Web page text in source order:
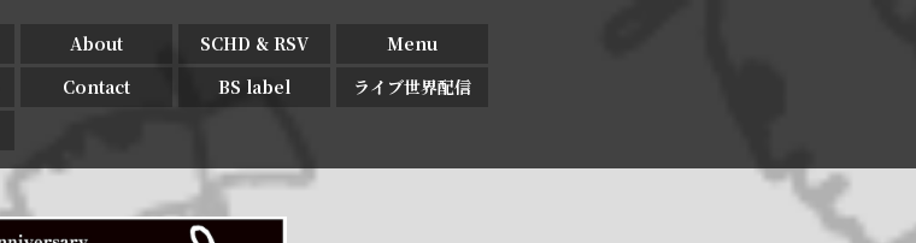
About SCHD & RSV
Menu
Contact BS label
ライブ世界配信